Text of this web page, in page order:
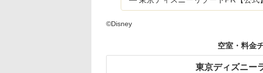
©Disney
空室・料金
東京ディズニー